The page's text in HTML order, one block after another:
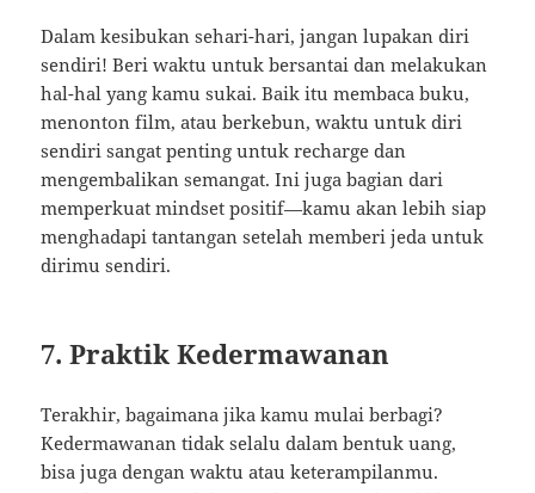
Dalam kesibukan sehari-hari, jangan lupakan diri
sendiri! Beri waktu untuk bersantai dan melakukan
hal-hal yang kamu sukai. Baik itu membaca buku,
menonton film, atau berkebun, waktu untuk diri
sendiri sangat penting untuk recharge dan
mengembalikan semangat. Ini juga bagian dari
memperkuat mindset positif—kamu akan lebih siap
menghadapi tantangan setelah memberi jeda untuk
dirimu sendiri.
7. Praktik Kedermawanan
Terakhir, bagaimana jika kamu mulai berbagi?
Kedermawanan tidak selalu dalam bentuk uang,
bisa juga dengan waktu atau keterampilanmu.